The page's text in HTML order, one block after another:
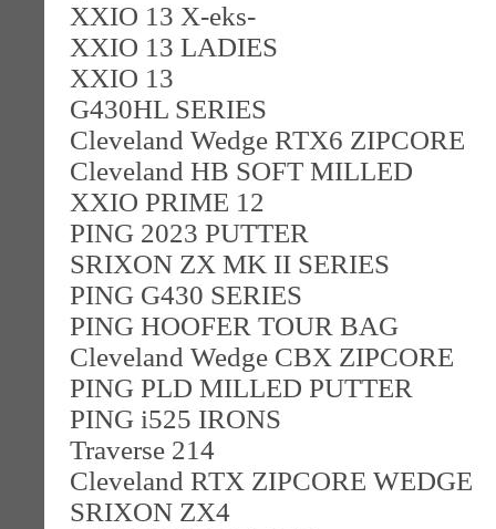
XXIO 13 X-eks-
XXIO 13 LADIES
XXIO 13
G430HL SERIES
Cleveland Wedge RTX6 ZIPCORE
Cleveland HB SOFT MILLED
XXIO PRIME 12
PING 2023 PUTTER
SRIXON ZX MK II SERIES
PING G430 SERIES
PING HOOFER TOUR BAG
Cleveland Wedge CBX ZIPCORE
PING PLD MILLED PUTTER
PING i525 IRONS
Traverse 214
Cleveland RTX ZIPCORE WEDGE
SRIXON ZX4